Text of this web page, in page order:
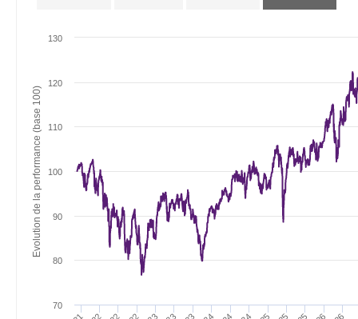
Evolution de la performance (base 100)
70
80
90
100
110
120
130